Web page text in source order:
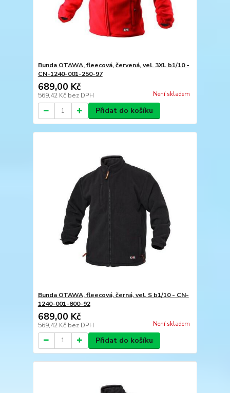
Bunda OTAWA, fleecová, červená, vel. 3XL b1/10 -
CN-1240-001-250-97
689,00 Kč
569,42 Kč bez DPH Není skladem
Přidat do košíku
Bunda OTAWA, fleecová, černá, vel. S b1/10 - CN-
1240-001-800-92
689,00 Kč
569,42 Kč bez DPH Není skladem
Přidat do košíku